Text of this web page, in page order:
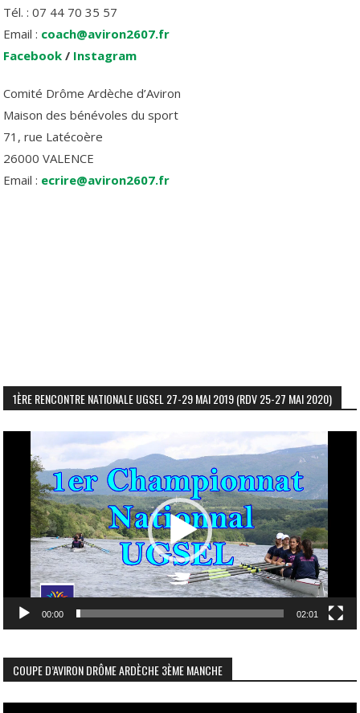
Tél. : 07 44 70 35 57
Email : coach@aviron2607.fr
Facebook / Instagram
Comité Drôme Ardèche d’Aviron
Maison des bénévoles du sport
71, rue Latécoère
26000 VALENCE
Email : ecrire@aviron2607.fr
1ÈRE RENCONTRE NATIONALE UGSEL 27-29 MAI 2019 (RDV 25-27 MAI 2020)
vidéo
00:00 02:01
COUPE D’AVIRON DRÔME ARDÈCHE 3ÈME MANCHE